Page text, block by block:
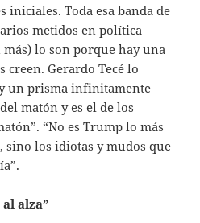
iniciales. Toda esa banda de
metidos en política
lo son porque hay una
creen. Gerardo Tecé lo
un prisma infinitamente
matón y es el de los
“No es Trump lo más
sino los idiotas y mudos que
alza”